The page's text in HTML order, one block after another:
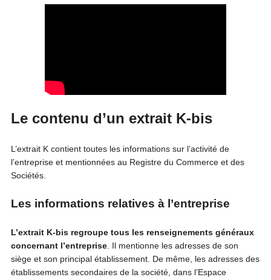
Le contenu d’un extrait K-bis
L’extrait K contient toutes les informations sur l’activité de
l’entreprise et mentionnées au Registre du Commerce et des
Sociétés.
Les informations relatives à l’entreprise
L’extrait K-bis regroupe tous les renseignements généraux
concernant l’entreprise. Il mentionne les adresses de son
siège et son principal établissement. De même, les adresses des
établissements secondaires de la société, dans l’Espace